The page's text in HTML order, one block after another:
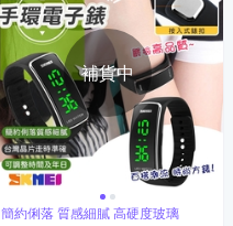
補貨中
簡約俐落 質感細膩 高硬度玻璃